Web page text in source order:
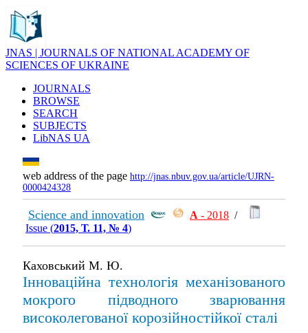
JNAS | JOURNALS OF NATIONAL ACADEMY OF
SCIENCES OF UKRAINE
JOURNALS
BROWSE
SEARCH
SUBJECTS
LibNAS UA
web address of the page http://jnas.nbuv.gov.ua/article/UJRN-
0000424328
Science and innovation А - 2018 /
Issue (2015, Т. 11, № 4)
Каховський М. Ю.
Інноваційна технологія механізованого
мокрого підводного зварювання
високолегованої корозійностійкої сталі